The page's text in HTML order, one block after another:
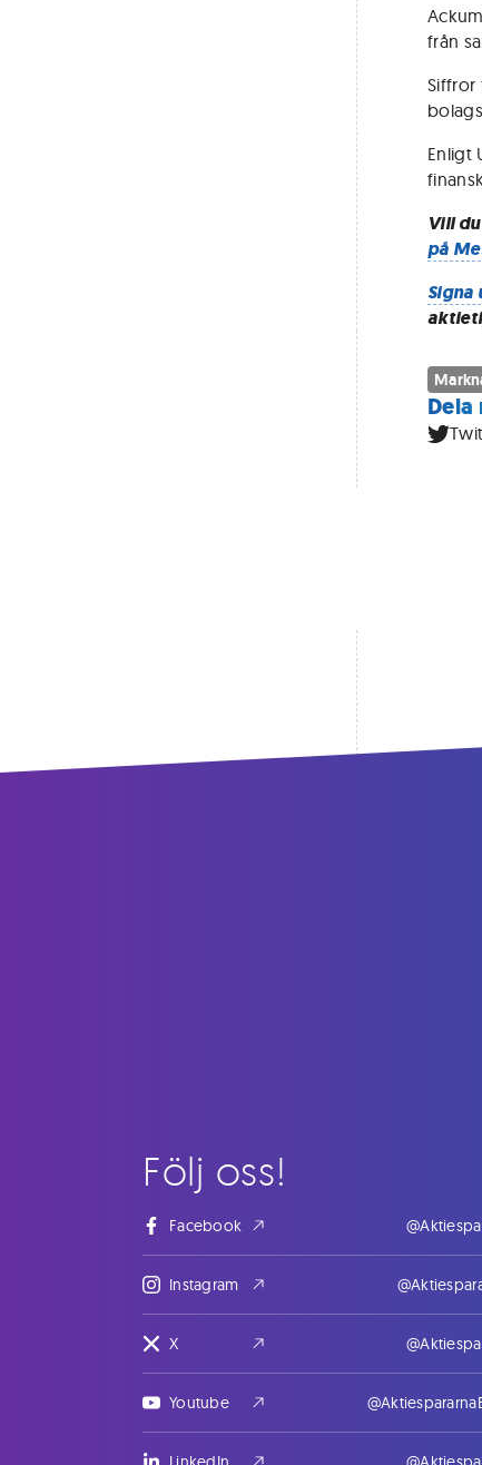
från
Siffror
Enligt
Vill
på
Följ oss!
Facebook
Instagram
X
Youtube